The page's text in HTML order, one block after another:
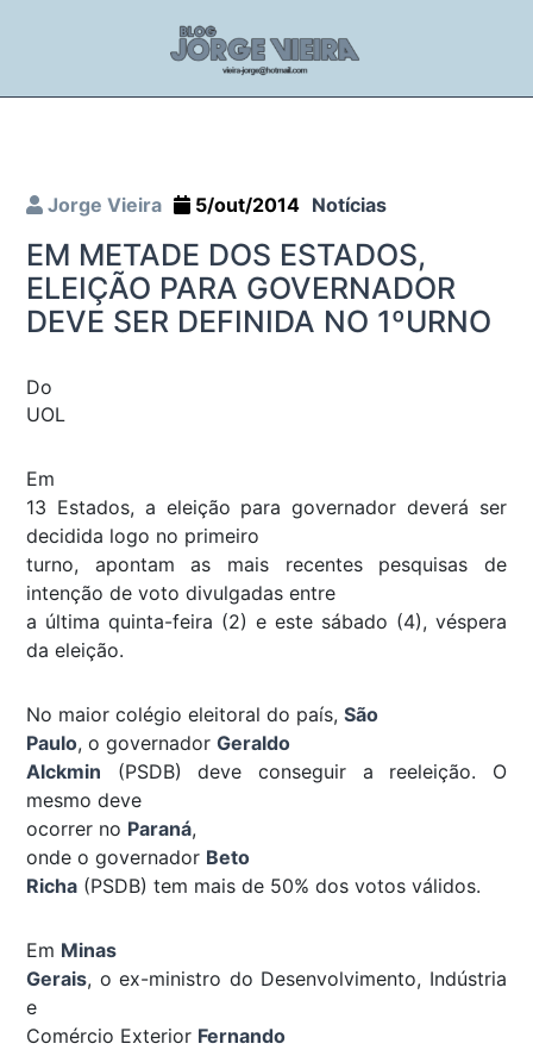
Jorge Vieira 5/out/2014 Notícias
EM METADE DOS ESTADOS,
ELEIÇÃO PARA GOVERNADOR
DEVE SER DEFINIDA NO 1ºURNO
Do
UOL
Em
13 Estados, a eleição para governador deverá ser
decidida logo no primeiro
turno, apontam as mais recentes pesquisas de
intenção de voto divulgadas entre
a última quinta-feira (2) e este sábado (4), véspera
da eleição.
No maior colégio eleitoral do país, São
Paulo, o governador Geraldo
Alckmin (PSDB) deve conseguir a reeleição. O
mesmo deve
ocorrer no Paraná,
onde o governador Beto
Richa (PSDB) tem mais de 50% dos votos válidos.
Em Minas
Gerais, o ex-ministro do Desenvolvimento, Indústria
e
Comércio Exterior Fernando